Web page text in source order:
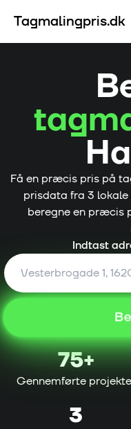
Tagmalingpris.dk
Få en præcis pris på
prisdata fra 3
beregne en præcis
Indtast
75+
Gennemførte
3